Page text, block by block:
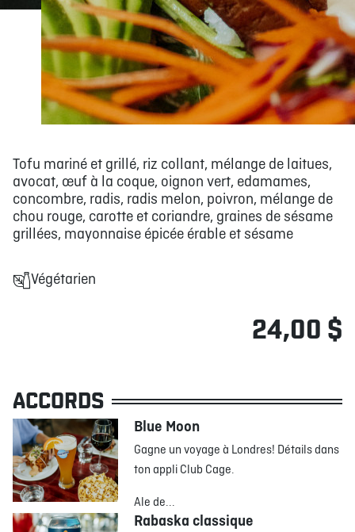
Tofu mariné et grillé, riz collant, mélange de laitues,
avocat, œuf à la coque, oignon vert, edamames,
concombre, radis, radis melon, poivron, mélange de
chou rouge, carotte et coriandre, graines de sésame
grillées, mayonnaise épicée érable et sésame
Végétarien
24,00 $
ACCORDS
Blue Moon
Gagne un voyage à Londres! Détails dans
ton appli Club Cage.
Ale de...
Rabaska classique